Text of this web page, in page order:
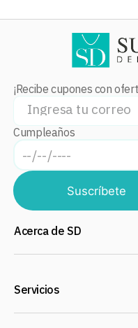
¡Recibe cupones con
Cumpleaños
Suscríbete
Acerca de SD
Servicios